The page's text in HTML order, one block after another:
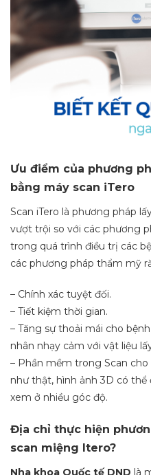
Ưu điểm của phương
bằng máy scan iTero
Scan iTero là phương pháp
vượt trội so với các phương
trong quá trình điều trị các
các phương pháp thẩm mỹ
– Chính xác tuyệt đối.
– Tiết kiệm thời gian.
– Tăng sự thoải mái cho
nhân nhạy cảm với vật liệu
– Phần mềm trong Scan
như thật, hình ảnh 3D có thể
xem ở nhiều góc độ.
Địa chỉ thực hiện
scan miệng Itero?
Nha khoa Quốc tế DND là